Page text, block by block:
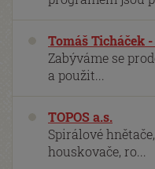
Tomáš Ticháček
Zabýváme se
a použit...
TOPOS a.s.
Spirálové
houskovače, ro...